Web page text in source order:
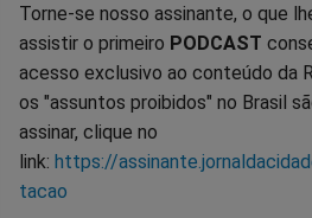
Torne-se nosso assinante, o que
assistir o primeiro PODCAST
acesso exclusivo ao conteúdo da
os "assuntos proibidos" no Brasil
assinar, clique no
link: https://
tacao